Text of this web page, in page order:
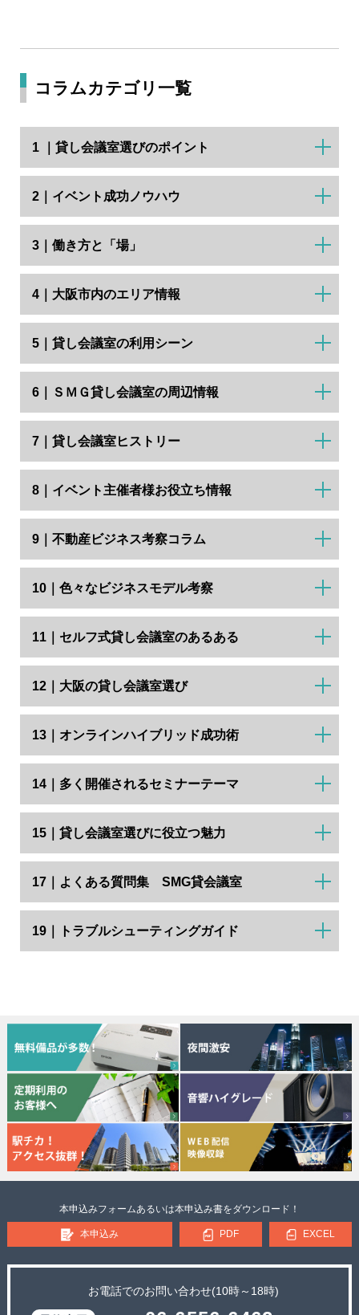
コラムカテゴリ一覧
1 ｜貸し会議室選びのポイント
2｜イベント成功ノウハウ
3｜働き方と「場」
4｜大阪市内のエリア情報
5｜貸し会議室の利用シーン
6｜ＳＭＧ貸し会議室の周辺情報
7｜貸し会議室ヒストリー
8｜イベント主催者様お役立ち情報
9｜不動産ビジネス考察コラム
10｜色々なビジネスモデル考察
11｜セルフ式貸し会議室のあるある
12｜大阪の貸し会議室選び
13｜オンラインハイブリッド成功術
14｜多く開催されるセミナーテーマ
15｜貸し会議室選びに役立つ魅力
17｜よくある質問集 SMG貸会議室
19｜トラブルシューティングガイド
本申込みフォームあるいは本申込み書をダウンロード！
本申込み PDF EXCEL
お電話でのお問い合わせ(10時～18時)